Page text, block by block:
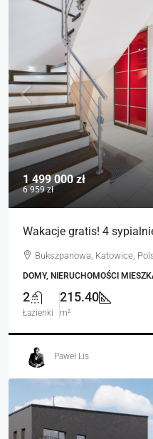
1 499 000 zł
6 959 zł
Wakacje gratis! 4
Bukszpanowa, Katowice,
DOMY, NIERUCHOMOŚCI
2
Łazienki
215.40
m²
Paweł Lis